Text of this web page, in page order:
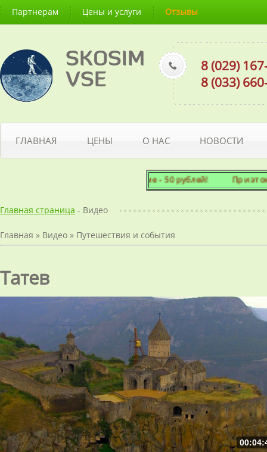
Партнерам Цены и услуги Отзывы
SKOSIM
VSE
8 (029)
8 (033)
ГЛАВНАЯ ЦЕНЫ О НАС НОВОСТИ
заказ по итоговой сумме - 50 рублей! При этом мы
Главная страница - Видео
Главная » Видео » Путешествия и события
Татев